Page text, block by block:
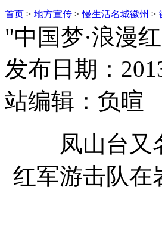
首页 > 地方宣传 >慢生活名城徽州 >
"中国梦·浪漫
发布日期：
站编辑：负暄
凤山台又名
红军游击队在